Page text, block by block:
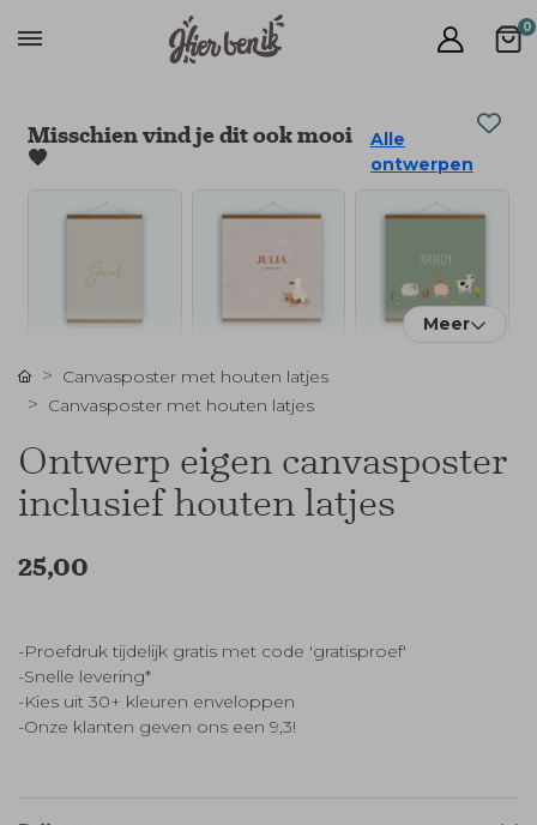
0
Misschien vind je dit ook mooi
🧡
Alle
ontwerpen
Meer
Canvasposter met houten latjes
Canvasposter met houten latjes
Ontwerp eigen canvasposter
inclusief houten latjes
25,00
-Proefdruk tijdelijk gratis met code 'gratisproef'
-Snelle levering*
-Kies uit 30+ kleuren enveloppen
-Onze klanten geven ons een 9,3!